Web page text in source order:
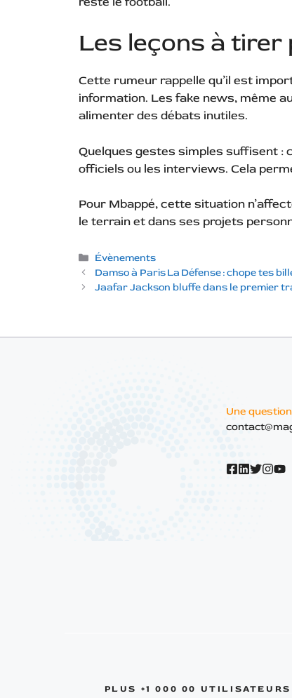
Les leçons à
Cette rumeur rappelle qu’il est
information. Les fake news, même
alimenter des débats inutiles.
Quelques gestes simples suffisent :
officiels ou les interviews. Cela
Pour Mbappé, cette situation
le terrain et dans ses projets
Catégories
Évènements
Damso à Paris La Défense : chope tes
Jaafar Jackson bluffe dans le premier
Une
PLUS +1 000 00 UTILISATEURS